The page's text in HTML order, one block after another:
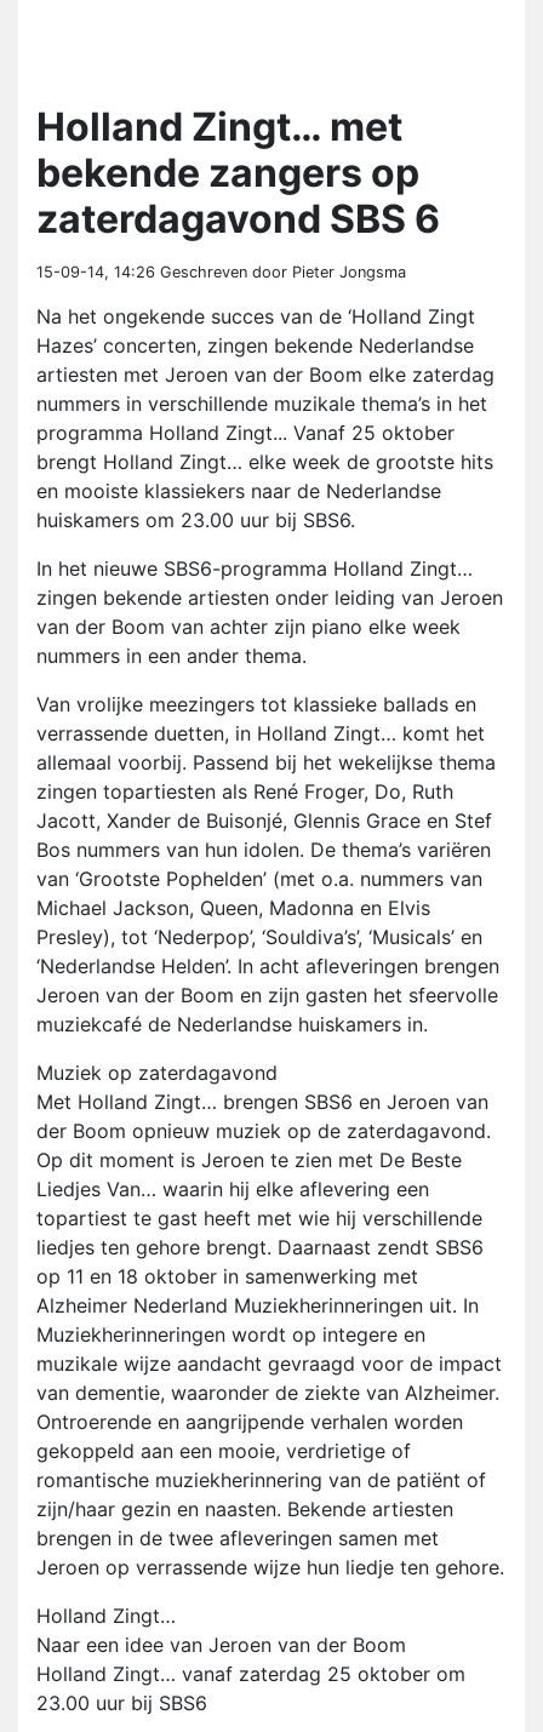
Holland Zingt… met
bekende zangers op
zaterdagavond SBS 6
15-09-14, 14:26 Geschreven door Pieter Jongsma
Na het ongekende succes van de ‘Holland Zingt
Hazes’ concerten, zingen bekende Nederlandse
artiesten met Jeroen van der Boom elke zaterdag
nummers in verschillende muzikale thema’s in het
programma Holland Zingt... Vanaf 25 oktober
brengt Holland Zingt… elke week de grootste hits
en mooiste klassiekers naar de Nederlandse
huiskamers om 23.00 uur bij SBS6.
In het nieuwe SBS6-programma Holland Zingt…
zingen bekende artiesten onder leiding van Jeroen
van der Boom van achter zijn piano elke week
nummers in een ander thema.
Van vrolijke meezingers tot klassieke ballads en
verrassende duetten, in Holland Zingt… komt het
allemaal voorbij. Passend bij het wekelijkse thema
zingen topartiesten als René Froger, Do, Ruth
Jacott, Xander de Buisonjé, Glennis Grace en Stef
Bos nummers van hun idolen. De thema’s variëren
van ‘Grootste Pophelden’ (met o.a. nummers van
Michael Jackson, Queen, Madonna en Elvis
Presley), tot ‘Nederpop’, ‘Souldiva’s’, ‘Musicals’ en
‘Nederlandse Helden’. In acht afleveringen brengen
Jeroen van der Boom en zijn gasten het sfeervolle
muziekcafé de Nederlandse huiskamers in.
Muziek op zaterdagavond
Met Holland Zingt… brengen SBS6 en Jeroen van
der Boom opnieuw muziek op de zaterdagavond.
Op dit moment is Jeroen te zien met De Beste
Liedjes Van… waarin hij elke aflevering een
topartiest te gast heeft met wie hij verschillende
liedjes ten gehore brengt. Daarnaast zendt SBS6
op 11 en 18 oktober in samenwerking met
Alzheimer Nederland Muziekherinneringen uit. In
Muziekherinneringen wordt op integere en
muzikale wijze aandacht gevraagd voor de impact
van dementie, waaronder de ziekte van Alzheimer.
Ontroerende en aangrijpende verhalen worden
gekoppeld aan een mooie, verdrietige of
romantische muziekherinnering van de patiënt of
zijn/haar gezin en naasten. Bekende artiesten
brengen in de twee afleveringen samen met
Jeroen op verrassende wijze hun liedje ten gehore.
Holland Zingt…
Naar een idee van Jeroen van der Boom
Holland Zingt… vanaf zaterdag 25 oktober om
23.00 uur bij SBS6